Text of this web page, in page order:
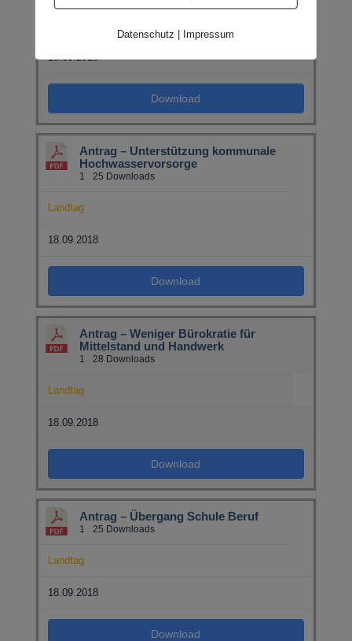
18.09.2018
Download
Antrag – Unterstützung kommunale
Hochwasservorsorge
1 25 Downloads
Landtag
18.09.2018
Download
Antrag – Weniger Bürokratie für
Mittelstand und Handwerk
1 28 Downloads
Landtag
18.09.2018
Download
Antrag – Übergang Schule Beruf
1 25 Downloads
Landtag
18.09.2018
Download
Datenschutz | Impressum